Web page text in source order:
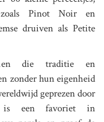
zoals Pinot Noir en
druiven als Petite
die traditie en
zonder hun eigenheid
geprezen door
is een favoriet in